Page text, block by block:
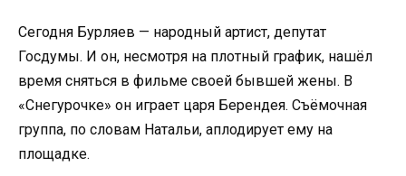
Сегодня Бурляев — народный артист, депутат
Госдумы. И он, несмотря на плотный график, нашёл
время сняться в фильме своей бывшей жены. В
«Снегурочке» он играет царя Берендея. Съёмочная
группа, по словам Натальи, аплодирует ему на
площадке.